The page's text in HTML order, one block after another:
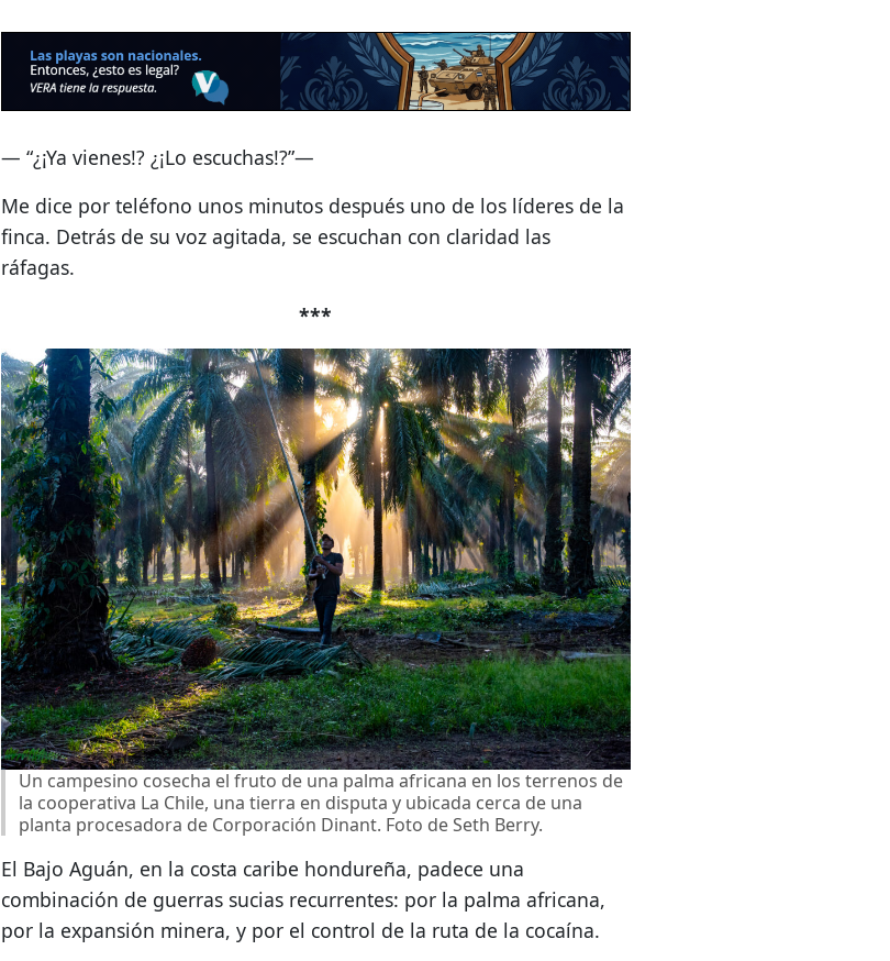
— “¿¡Ya vienes!? ¿¡Lo escuchas!?”—
Me dice por teléfono unos minutos después uno de los líderes de la
finca. Detrás de su voz agitada, se escuchan con claridad las
ráfagas.
***
Un campesino cosecha el fruto de una palma africana en los terrenos de
la cooperativa La Chile, una tierra en disputa y ubicada cerca de una
planta procesadora de Corporación Dinant. Foto de Seth Berry.
El Bajo Aguán, en la costa caribe hondureña, padece una
combinación de guerras sucias recurrentes: por la palma africana,
por la expansión minera, y por el control de la ruta de la cocaína.